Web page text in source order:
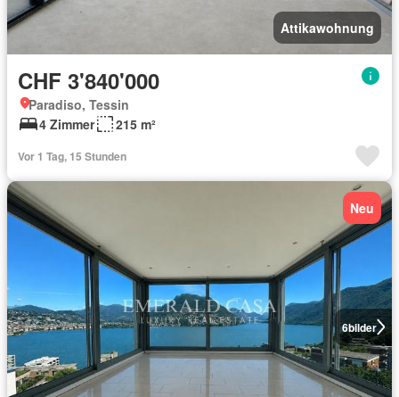
Attikawohnung
CHF 3'840'000
Paradiso, Tessin
4 Zimmer
215 m²
Vor 1 Tag, 15 Stunden
6bilder
Neu